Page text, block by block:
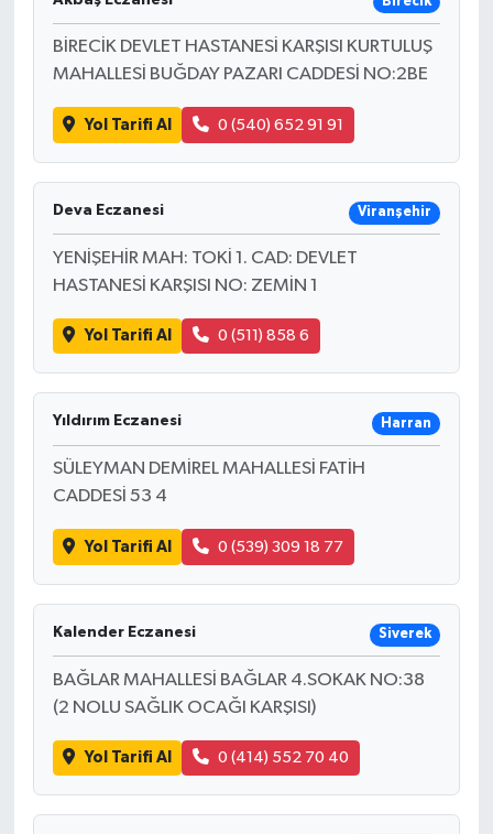
BİRECİK DEVLET HASTANESİ KARŞISI KURTULUŞ
MAHALLESİ BUĞDAY PAZARI CADDESİ NO:2BE
Yol Tarifi Al 0 (540) 652 91 91
Deva Eczanesi Viranşehir
YENİŞEHİR MAH: TOKİ 1. CAD: DEVLET
HASTANESİ KARŞISI NO: ZEMİN 1
Yol Tarifi Al 0 (511) 858 6
Yıldırım Eczanesi Harran
SÜLEYMAN DEMİREL MAHALLESİ FATİH
CADDESİ 53 4
Yol Tarifi Al 0 (539) 309 18 77
Kalender Eczanesi Siverek
BAĞLAR MAHALLESİ BAĞLAR 4.SOKAK NO:38
(2 NOLU SAĞLIK OCAĞI KARŞISI)
Yol Tarifi Al 0 (414) 552 70 40